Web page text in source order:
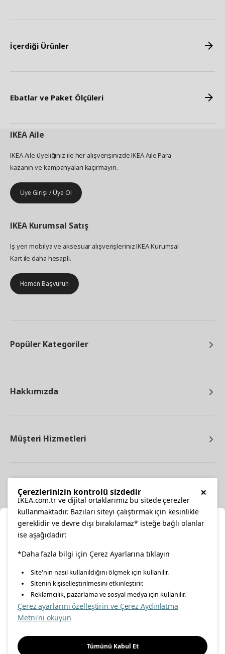
İçerdiği Ürünler
Ebatlar ve Paket Ölçüleri
IKEAAile
IKEA Aile üyeliğiniz ile her alışverişinizde IKEA Aile Para
kazanın ve kampanyaları kaçırmayın.
Üye Girişi / Üye Ol
IKEA Kurumsal Satış
İş yeri mobilya ve aksesuar alışverişleriniz IKEA Kurumsal
Kart ile daha hesaplı.
Hemen Başvurun
Popüler Kategoriler
Hakkımızda
Müşteri Hizmetleri
facebooktwitterinstagrampinterestyoutube
linkedin
Enerji Politikası Bilgi Güvenliği Politikası
Gıda Güvenliği Politikası
Konumunuzu Seçin
İnternetten vereceğiniz siparişlerinizde size özel hizmet ve
içerikleri görebilmek için lütfen konumuzu seçin.
İl seçiniz
Seçiniz
×
Çerezlerinizin kontrolü sizdedir
IKEA.com.tr ve dijital ortaklarımız bu sitede çerezler
kullanmaktadır. Bazıları siteyi çalıştırmak için kesinlikle
gereklidir ve devre dışı bırakılamaz* isteğe bağlı olanlar
ise aşağıdadır:
*Daha fazla bilgi için Çerez Ayarlarına tıklayın
Site'nin nasıl kullanıldığını ölçmek için kullanılır.
Sitenin kişiselleştirilmesini etkinleştirir.
Reklamcılık, pazarlama ve sosyal medya için kullanılır.
Çerez ayarlarını özelleştirin ve Çerez Aydınlatma
Metni'ni okuyun
Tümünü Kabul Et